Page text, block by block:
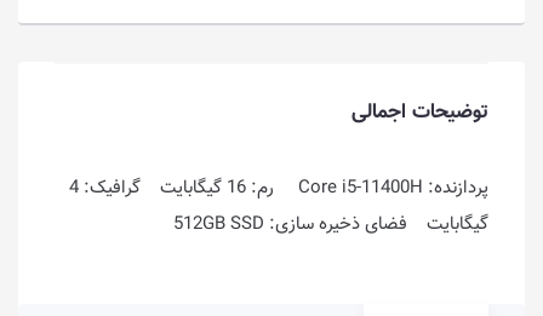
توضیحات اجمالی
پردازنده: Core i5-11400H رم: 16 گیگابایت گرافیک: 4
گیگابایت فضای ذخیره سازی: 512GB SSD